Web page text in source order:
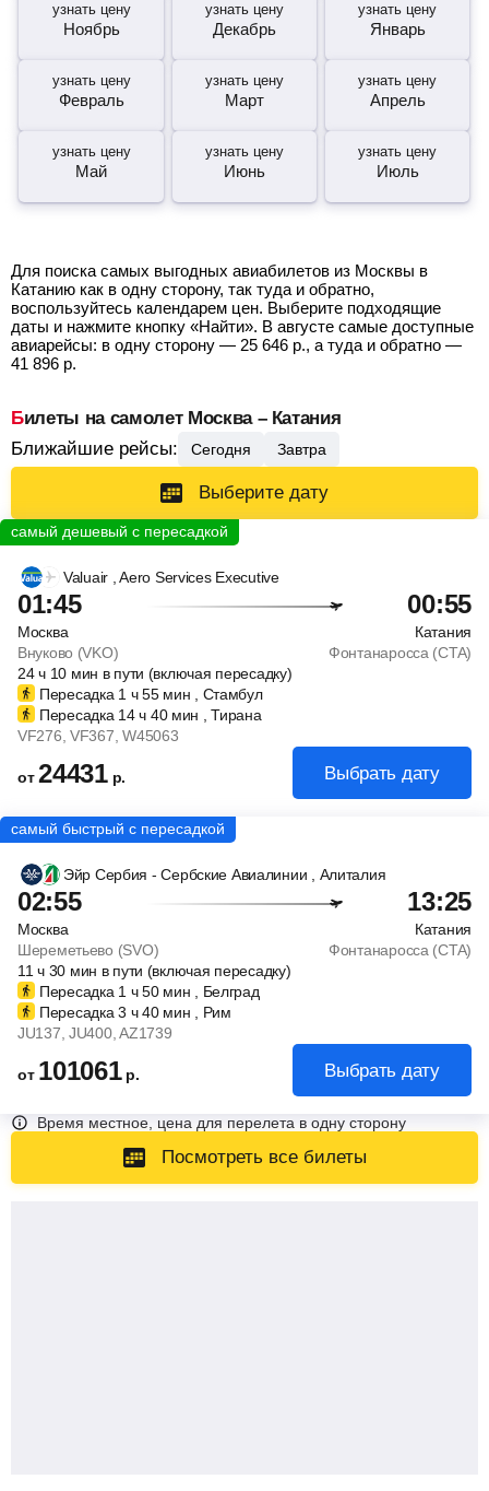
узнать цену
Ноябрь
узнать цену
Декабрь
узнать цену
Январь
узнать цену
Февраль
узнать цену
Март
узнать цену
Апрель
узнать цену
Май
узнать цену
Июнь
узнать цену
Июль
Для поиска самых выгодных авиабилетов из Москвы в
Катанию как в одну сторону, так туда и обратно,
воспользуйтесь календарем цен. Выберите подходящие
даты и нажмите кнопку «Найти». В августе самые доступные
авиарейсы: в одну сторону — 25 646 р., а туда и обратно —
41 896 р.
Билеты на самолет Москва – Катания
Ближайшие рейсы:
Сегодня Завтра
Выберите дату
Valuair , Aero Services Executive
01:45 00:55
Москва
Катания
Внуково (VKO)
Фонтанаросса (CTA)
24ч10 мин в пути (включая пересадку)
Пересадка 1 ч55 мин , Стамбул
Пересадка 14ч 40 мин , Тирана
VF276 , VF367 , W45063
от24431 р. Выбрать дату
Эйр Сербия - Сербские Авиалинии , Алиталия
02:55 13:25
Москва
Катания
Шереметьево (SVO)
Фонтанаросса (CTA)
11ч30 мин в пути (включая пересадку)
Пересадка 1 ч50 мин , Белград
Пересадка 3 ч40 мин , Рим
JU137 , JU400, AZ1739
от 101061 р. Выбрать дату
Время местное, цена для перелета в одну сторону
Посмотреть все билеты